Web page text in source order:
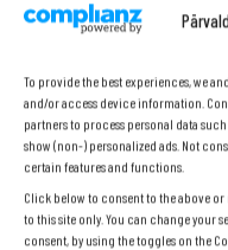
To provide the best experiences, we
and/or access device information.
partners to process personal data
show (non-) personalized ads. Not
certain features and functions.
Click below to consent to the above
to this site only. You can change your
consent, by using the toggles on the
Modelis:
Procesors:Intel®